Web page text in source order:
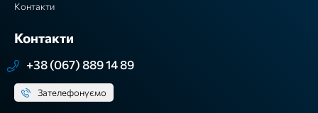
Контакти
Контакти
+38 (067) 889 14 89
Зателефонуємо